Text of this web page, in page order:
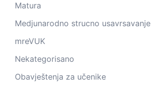
Matura
Medjunarodno strucno usavrsavanje
mreVUK
Nekategorisano
Obavještenja za učenike